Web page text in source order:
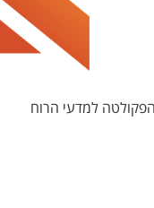
הפקולטה למדעי הרוח